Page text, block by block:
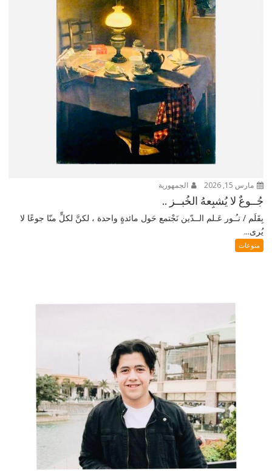
مارس 15, 2026 الجمهورية
جُــوعٌ لا يُشبِعهُ الخُبــز ..
بِقَلَم / نـُـور عَـلم الــدّين نَجْتمع حَول مائدةٍ واحدة ، لكنَّ لكلٍّ منّا جوعًا لا
يُرى...
منوعات